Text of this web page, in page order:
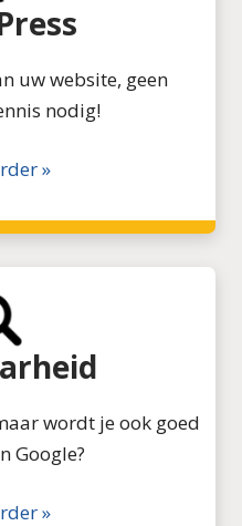
uw website, geen
nodig!
»
wordt je ook goed
Google?
»